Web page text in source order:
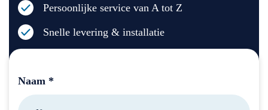
Naam *
Persoonlijke service van A tot Z
Snelle levering & installatie